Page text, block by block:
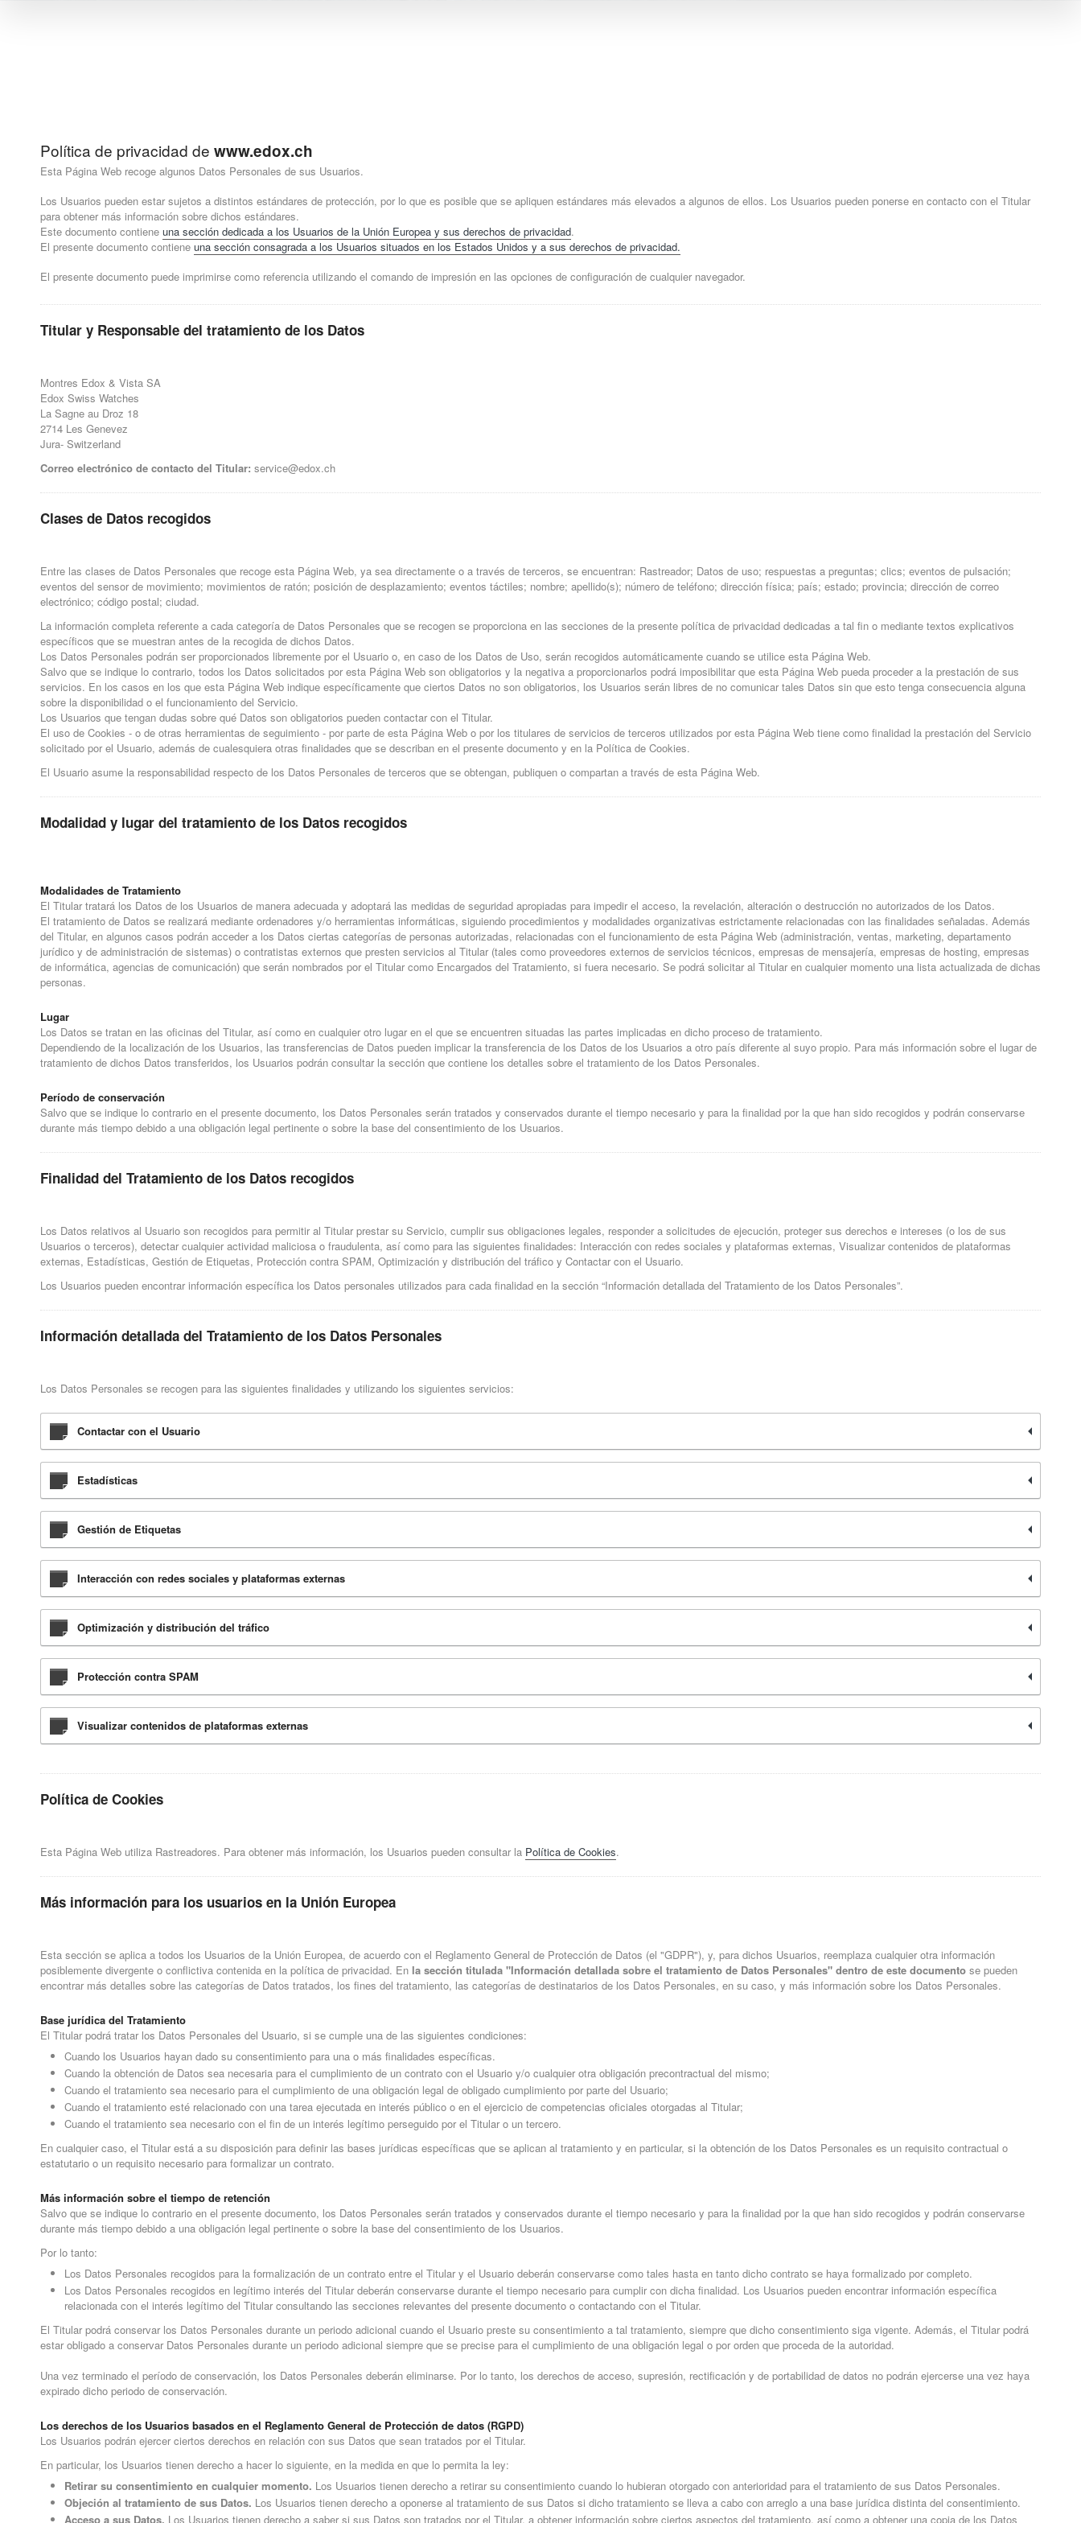
Política de privacidad de www.edox.ch
Esta Página Web recoge algunos Datos Personales de sus Usuarios.
Los Usuarios pueden estar sujetos a distintos estándares de protección, por lo que es posible que se apliquen estándares más elevados a algunos de ellos. Los Usuarios pueden ponerse en contacto con el Titular
para obtener más información sobre dichos estándares.
Este documento contiene una sección dedicada a los Usuarios de la Unión Europea y sus derechos de privacidad.
El presente documento contiene una sección consagrada a los Usuarios situados en los Estados Unidos y a sus derechos de privacidad.
El presente documento puede imprimirse como referencia utilizando el comando de impresión en las opciones de configuración de cualquier navegador.
Titular y Responsable del tratamiento de los Datos
Montres Edox & Vista SA
Edox Swiss Watches
La Sagne au Droz 18
2714 Les Genevez
Jura- Switzerland
Correo electrónico de contacto del Titular: service@edox.ch
Clases de Datos recogidos
Entre las clases de Datos Personales que recoge esta Página Web, ya sea directamente o a través de terceros, se encuentran: Rastreador; Datos de uso; respuestas a preguntas; clics; eventos de pulsación;
eventos del sensor de movimiento; movimientos de ratón; posición de desplazamiento; eventos táctiles; nombre; apellido(s); número de teléfono; dirección física; país; estado; provincia; dirección de correo
electrónico; código postal; ciudad.
La información completa referente a cada categoría de Datos Personales que se recogen se proporciona en las secciones de la presente política de privacidad dedicadas a tal fin o mediante textos explicativos
específicos que se muestran antes de la recogida de dichos Datos.
Los Datos Personales podrán ser proporcionados libremente por el Usuario o, en caso de los Datos de Uso, serán recogidos automáticamente cuando se utilice esta Página Web.
Salvo que se indique lo contrario, todos los Datos solicitados por esta Página Web son obligatorios y la negativa a proporcionarlos podrá imposibilitar que esta Página Web pueda proceder a la prestación de sus
servicios. En los casos en los que esta Página Web indique específicamente que ciertos Datos no son obligatorios, los Usuarios serán libres de no comunicar tales Datos sin que esto tenga consecuencia alguna
sobre la disponibilidad o el funcionamiento del Servicio.
Los Usuarios que tengan dudas sobre qué Datos son obligatorios pueden contactar con el Titular.
El uso de Cookies - o de otras herramientas de seguimiento - por parte de esta Página Web o por los titulares de servicios de terceros utilizados por esta Página Web tiene como finalidad la prestación del Servicio
solicitado por el Usuario, además de cualesquiera otras finalidades que se describan en el presente documento y en la Política de Cookies.
El Usuario asume la responsabilidad respecto de los Datos Personales de terceros que se obtengan, publiquen o compartan a través de esta Página Web.
Modalidad y lugar del tratamiento de los Datos recogidos
Modalidades de Tratamiento
El Titular tratará los Datos de los Usuarios de manera adecuada y adoptará las medidas de seguridad apropiadas para impedir el acceso, la revelación, alteración o destrucción no autorizados de los Datos.
El tratamiento de Datos se realizará mediante ordenadores y/o herramientas informáticas, siguiendo procedimientos y modalidades organizativas estrictamente relacionadas con las finalidades señaladas. Además
del Titular, en algunos casos podrán acceder a los Datos ciertas categorías de personas autorizadas, relacionadas con el funcionamiento de esta Página Web (administración, ventas, marketing, departamento
jurídico y de administración de sistemas) o contratistas externos que presten servicios al Titular (tales como proveedores externos de servicios técnicos, empresas de mensajería, empresas de hosting, empresas
de informática, agencias de comunicación) que serán nombrados por el Titular como Encargados del Tratamiento, si fuera necesario. Se podrá solicitar al Titular en cualquier momento una lista actualizada de dichas
personas.
Lugar
Los Datos se tratan en las oficinas del Titular, así como en cualquier otro lugar en el que se encuentren situadas las partes implicadas en dicho proceso de tratamiento.
Dependiendo de la localización de los Usuarios, las transferencias de Datos pueden implicar la transferencia de los Datos de los Usuarios a otro país diferente al suyo propio. Para más información sobre el lugar de
tratamiento de dichos Datos transferidos, los Usuarios podrán consultar la sección que contiene los detalles sobre el tratamiento de los Datos Personales.
Período de conservación
Salvo que se indique lo contrario en el presente documento, los Datos Personales serán tratados y conservados durante el tiempo necesario y para la finalidad por la que han sido recogidos y podrán conservarse
durante más tiempo debido a una obligación legal pertinente o sobre la base del consentimiento de los Usuarios.
Finalidad del Tratamiento de los Datos recogidos
Los Datos relativos al Usuario son recogidos para permitir al Titular prestar su Servicio, cumplir sus obligaciones legales, responder a solicitudes de ejecución, proteger sus derechos e intereses (o los de sus
Usuarios o terceros), detectar cualquier actividad maliciosa o fraudulenta, así como para las siguientes finalidades: Interacción con redes sociales y plataformas externas, Visualizar contenidos de plataformas
externas, Estadísticas, Gestión de Etiquetas, Protección contra SPAM, Optimización y distribución del tráfico y Contactar con el Usuario.
Los Usuarios pueden encontrar información específica los Datos personales utilizados para cada finalidad en la sección “Información detallada del Tratamiento de los Datos Personales”.
Información detallada del Tratamiento de los Datos Personales
Los Datos Personales se recogen para las siguientes finalidades y utilizando los siguientes servicios:
Contactar con el Usuario
Estadísticas
Gestión de Etiquetas
Interacción con redes sociales y plataformas externas
Optimización y distribución del tráfico
Protección contra SPAM
Visualizar contenidos de plataformas externas
Política de Cookies
Esta Página Web utiliza Rastreadores. Para obtener más información, los Usuarios pueden consultar la Política de Cookies.
Más información para los usuarios en la Unión Europea
Esta sección se aplica a todos los Usuarios de la Unión Europea, de acuerdo con el Reglamento General de Protección de Datos (el "GDPR"), y, para dichos Usuarios, reemplaza cualquier otra información
posiblemente divergente o conflictiva contenida en la política de privacidad. En la sección titulada "Información detallada sobre el tratamiento de Datos Personales" dentro de este documento se pueden
encontrar más detalles sobre las categorías de Datos tratados, los fines del tratamiento, las categorías de destinatarios de los Datos Personales, en su caso, y más información sobre los Datos Personales.
Base jurídica del Tratamiento
El Titular podrá tratar los Datos Personales del Usuario, si se cumple una de las siguientes condiciones:
Cuando los Usuarios hayan dado su consentimiento para una o más finalidades específicas.
Cuando la obtención de Datos sea necesaria para el cumplimiento de un contrato con el Usuario y/o cualquier otra obligación precontractual del mismo;
Cuando el tratamiento sea necesario para el cumplimiento de una obligación legal de obligado cumplimiento por parte del Usuario;
Cuando el tratamiento esté relacionado con una tarea ejecutada en interés público o en el ejercicio de competencias oficiales otorgadas al Titular;
Cuando el tratamiento sea necesario con el fin de un interés legítimo perseguido por el Titular o un tercero.
En cualquier caso, el Titular está a su disposición para definir las bases jurídicas específicas que se aplican al tratamiento y en particular, si la obtención de los Datos Personales es un requisito contractual o
estatutario o un requisito necesario para formalizar un contrato.
Más información sobre el tiempo de retención
Salvo que se indique lo contrario en el presente documento, los Datos Personales serán tratados y conservados durante el tiempo necesario y para la finalidad por la que han sido recogidos y podrán conservarse
durante más tiempo debido a una obligación legal pertinente o sobre la base del consentimiento de los Usuarios.
Por lo tanto:
Los Datos Personales recogidos para la formalización de un contrato entre el Titular y el Usuario deberán conservarse como tales hasta en tanto dicho contrato se haya formalizado por completo.
Los Datos Personales recogidos en legítimo interés del Titular deberán conservarse durante el tiempo necesario para cumplir con dicha finalidad. Los Usuarios pueden encontrar información específica
relacionada con el interés legítimo del Titular consultando las secciones relevantes del presente documento o contactando con el Titular.
El Titular podrá conservar los Datos Personales durante un periodo adicional cuando el Usuario preste su consentimiento a tal tratamiento, siempre que dicho consentimiento siga vigente. Además, el Titular podrá
estar obligado a conservar Datos Personales durante un periodo adicional siempre que se precise para el cumplimiento de una obligación legal o por orden que proceda de la autoridad.
Una vez terminado el período de conservación, los Datos Personales deberán eliminarse. Por lo tanto, los derechos de acceso, supresión, rectificación y de portabilidad de datos no podrán ejercerse una vez haya
expirado dicho periodo de conservación.
Los derechos de los Usuarios basados en el Reglamento General de Protección de datos (RGPD)
Los Usuarios podrán ejercer ciertos derechos en relación con sus Datos que sean tratados por el Titular.
En particular, los Usuarios tienen derecho a hacer lo siguiente, en la medida en que lo permita la ley:
Retirar su consentimiento en cualquier momento. Los Usuarios tienen derecho a retirar su consentimiento cuando lo hubieran otorgado con anterioridad para el tratamiento de sus Datos Personales.
Objeción al tratamiento de sus Datos. Los Usuarios tienen derecho a oponerse al tratamiento de sus Datos si dicho tratamiento se lleva a cabo con arreglo a una base jurídica distinta del consentimiento.
Acceso a sus Datos. Los Usuarios tienen derecho a saber si sus Datos son tratados por el Titular, a obtener información sobre ciertos aspectos del tratamiento, así como a obtener una copia de los Datos